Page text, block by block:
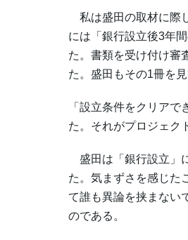
私は盛田の取材に際
には「銀行設立後3年
た。書類を受け付け審
た。盛田もその1冊を
「設立条件をクリア
た。それがプロジェク
盛田は「銀行設立」
た。気まずさを感じた
て誰も異論を挟まない
のである。